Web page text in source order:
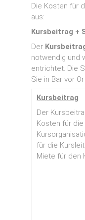
Die Kosten für
aus:
Kursbeitrag +
Der
notwendig und
entrichtet. Die
Sie in Bar vor
Kursbeitrag
Der
Kosten für die
für die
Miete für den